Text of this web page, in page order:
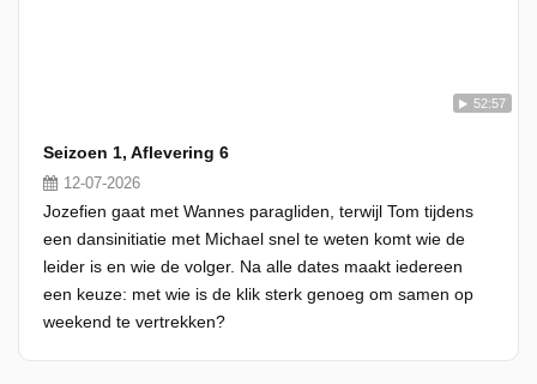
52:57
Seizoen 1, Aflevering 6
12-07-2026
Jozefien gaat met Wannes paragliden, terwijl Tom tijdens
een dansinitiatie met Michael snel te weten komt wie de
leider is en wie de volger. Na alle dates maakt iedereen
een keuze: met wie is de klik sterk genoeg om samen op
weekend te vertrekken?